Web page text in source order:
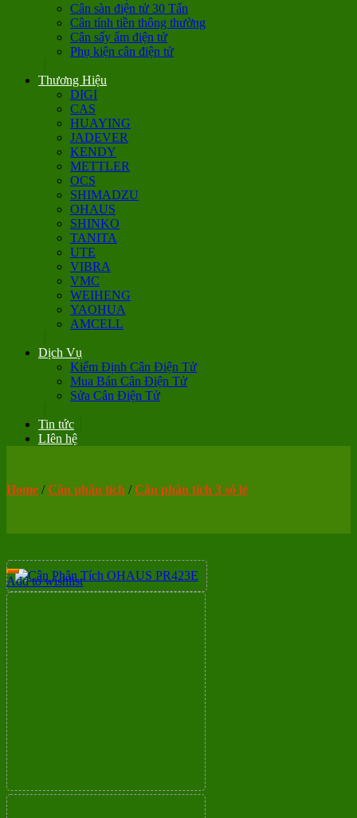
Cân sàn điện tử 30 Tấn
Cân tính tiền thông thường
Cân sấy ẩm điện tử
Phụ kiện cân điện tử
Thương Hiệu
DIGI
CAS
HUAYING
JADEVER
KENDY
METTLER
OCS
SHIMADZU
OHAUS
SHINKO
TANITA
UTE
VIBRA
VMC
WEIHENG
YAOHUA
AMCELL
Dịch Vụ
Kiểm Định Cân Điện Tử
Mua Bán Cân Điện Tử
Sửa Cân Điện Tử
Tin tức
LIên hệ
Home / Cân phân tích / Cân phân tích 3 số lẻ
Add to wishlist